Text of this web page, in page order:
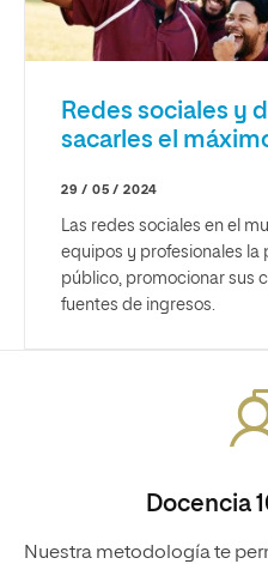
Redes sociales y
sacarles el
29 / 05 / 2024
Las redes sociales en el
equipos y profesionales la
público, promocionar sus
fuentes de ingresos.
Docencia
Nuestra metodología te